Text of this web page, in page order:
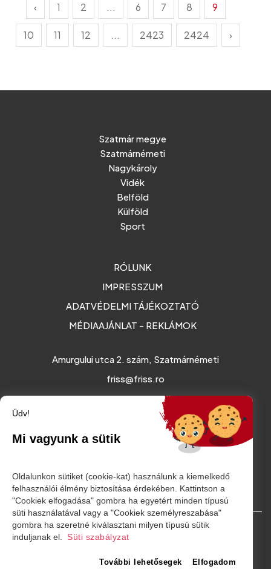
‹ 1 2 ... 6 7 8 9
10 11 12 ... 2423 2424 ›
Szatmár megye
Szatmárnémeti
Nagykároly
Vidék
Belföld
Külföld
Sport
RÓLUNK
IMPRESSZUM
ADATVÉDELMI TÁJÉKOZTATÓ
MÉDIAAJÁNLAT - REKLÁMOK
Amurgului utca 2. szám, Szatmárnémeti
friss@friss.ro
© Minden jog fenntartva. 2026
Üdv!
Mi vagyunk a sütik
Oldalunkon sütiket (cookie-kat) használunk a kiemelkedő
felhasználói élmény biztosítása érdekében. Kattintson a
"Cookiek elfogadása" gombra ha egyetért minden típusú
süti használatával vagy a "Cookiek személyreszabása"
gombra ha szeretné kiválasztani milyen típusú sütik
induljanak el.
Süti szabályzat
További lehetősegek Elfogadom